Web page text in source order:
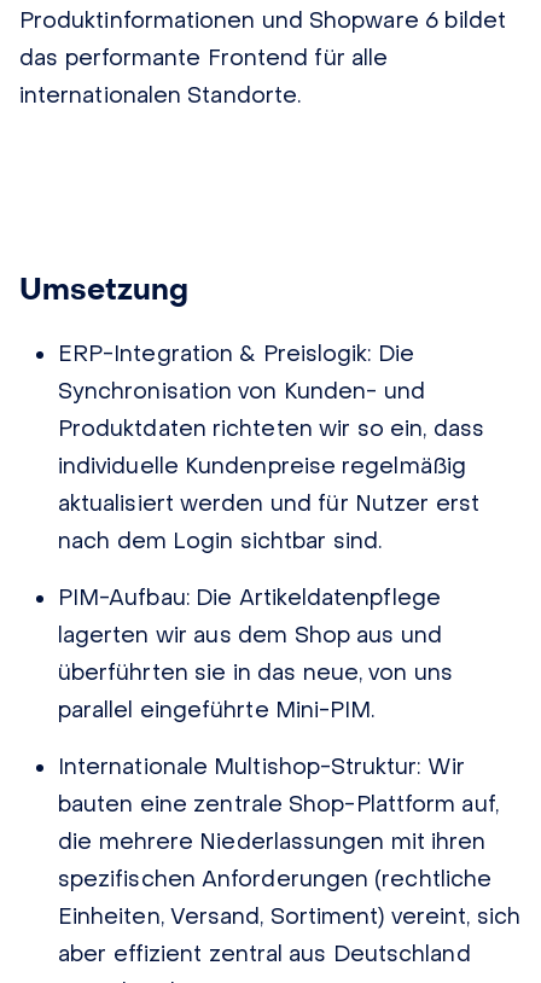
Produktinformationen und Shopware 6 bildet
das performante Frontend für alle
internationalen Standorte.
Umsetzung
ERP-Integration & Preislogik: Die
Synchronisation von Kunden- und
Produktdaten richtetenwir so ein, dass
individuelle Kundenpreise regelmäßig
aktualisiert werden und für Nutzer erst
nach dem Login sichtbar sind.
PIM-Aufbau:Die Artikeldatenpflege
lagerten wir aus dem Shop aus und
überführten sie in das neue, von uns
parallel eingeführte Mini-PIM.
Internationale Multishop-Struktur: Wir
bauten eine zentrale Shop-Plattform auf,
die mehrere Niederlassungen mit ihren
spezifischen Anforderungen (rechtliche
Einheiten, Versand, Sortiment) vereint, sich
aber effizient zentral aus Deutschland